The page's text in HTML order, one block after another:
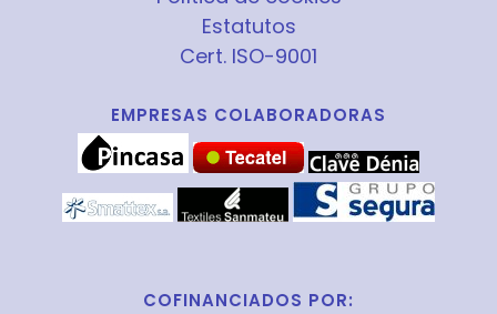
Estatutos
Cert. ISO-9001
EMPRESAS COLABORADORAS
COFINANCIADOS POR: